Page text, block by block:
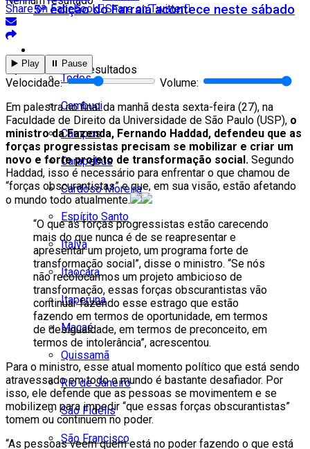
5ª edição do Farraiá acontece neste sábado
Todos
Cambuci
Campos
Carapebus
Cardoso Moreira
Espírito Santo
Italva
Itaocara
Itaperuna
Macaé
Quissamã
Rio de Janeiro
São Fidélis
São Francisco
Ver todos os resultados
Share on Facebook Share on Twitter
▶️ Play ⏸️ Pause
Velocidade:
Volume:
Em palestra no final da manhã desta sexta-feira (27), na
Faculdade de Direito da Universidade de São Paulo (USP), o
ministro da Fazenda, Fernando Haddad, defendeu que as
forças progressistas precisam se mobilizar e criar um
novo e forte projeto de transformação social. Segundo
Haddad, isso é necessário para enfrentar o que chamou de
“forças obscurantistas” e que, em sua visão, estão afetando
o mundo todo atualmente.
“O que as forças progressistas estão carecendo
mais do que nunca é de se reapresentar e
apresentar um projeto, um programa forte de
transformação social”, disse o ministro. “Se nós
não recolocarmos um projeto ambicioso de
transformação, essas forças obscurantistas vão
continuar fazendo esse estrago que estão
fazendo em termos de oportunidade, em termos
de desigualdade, em termos de preconceito, em
termos de intolerância”, acrescentou.
Para o ministro, esse atual momento político que está sendo
atravessado em todo o mundo é bastante desafiador. Por
isso, ele defende que as pessoas se movimentem e se
mobilizem para impedir “que essas forças obscurantistas”
tomem ou continuem no poder.
“As pessoas veem quem está no poder fazendo o que está